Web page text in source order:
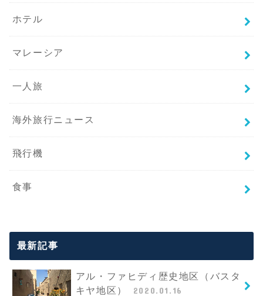
ホテル
マレーシア
一人旅
海外旅行ニュース
飛行機
食事
最新記事
アル・ファヒディ歴史地区（バスタ
キヤ地区）
2020.01.16